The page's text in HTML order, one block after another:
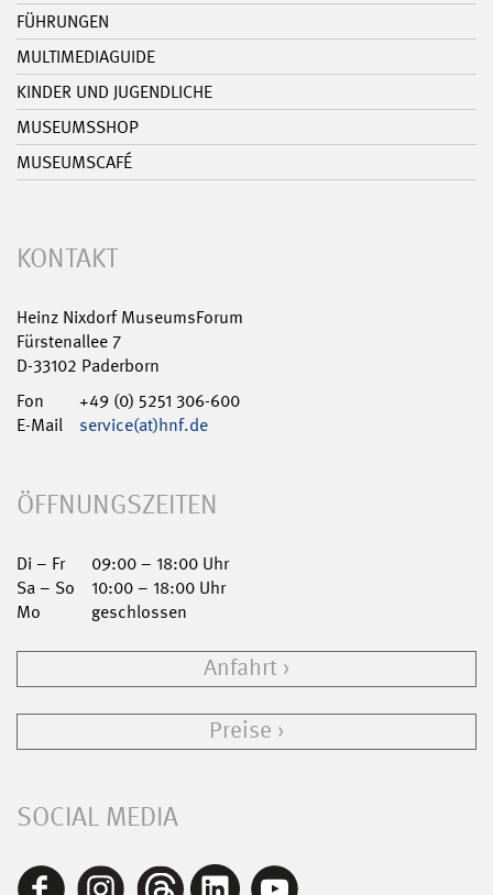
FÜHRUNGEN
MULTIMEDIAGUIDE
KINDER UND JUGENDLICHE
MUSEUMSSHOP
MUSEUMSCAFÉ
KONTAKT
Heinz Nixdorf MuseumsForum
Fürstenallee 7
D-33102 Paderborn
Fon
+49 (0) 5251 306-600
E-Mail
service(at)hnf.de
ÖFFNUNGSZEITEN
Di – Fr
09:00 – 18:00 Uhr
Sa – So
10:00 – 18:00 Uhr
Mo
geschlossen
Anfahrt
Preise
SOCIAL MEDIA